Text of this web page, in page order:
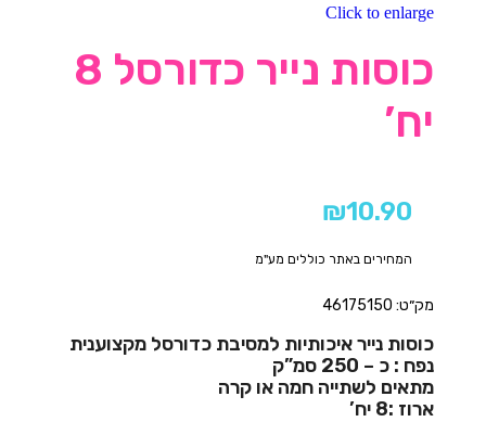
Click to enlarge
כוסות נייר כדורסל 8
יח’
₪10.90
המחירים באתר כוללים מע"מ
מק״ט: 46175150
כוסות נייר איכותיות למסיבת כדורסל מקצוענית
נפח : כ – 250 סמ”ק
מתאים לשתייה חמה או קרה
ארוז :8 יח’